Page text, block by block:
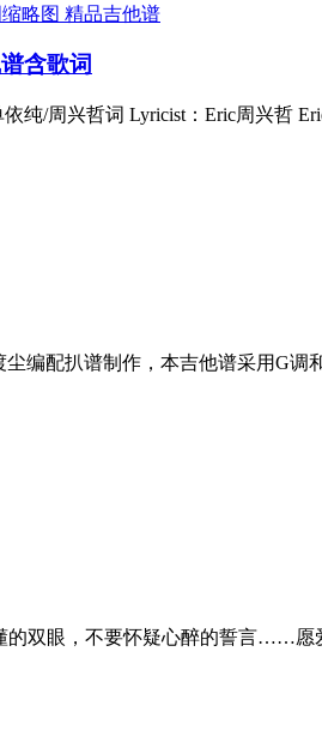
精品吉他谱
含歌词
/周兴哲词 Lyricist：Eric周兴哲
编配扒谱制作，本吉他谱采用G
双眼，不要怀疑心醉的誓言……